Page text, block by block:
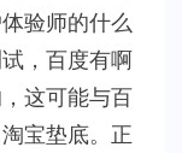
验师的什么
，百度有啊
这可能与百
宝垫底。正